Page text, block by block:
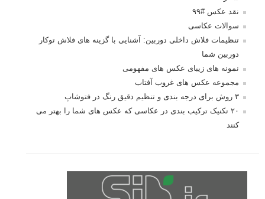
نقد عکس #۹۹
سوالات عکاسی
تنظیمات فلاش داخلی دوربین: آشنایی با گزینه های فلاش توکار
دوربین شما
نمونه های زیبای عکس های مفهومی
مجموعه عکس های غروب آفتاب
۳ روش برای درجه بندی و تنظیم دقیق رنگ در فتوشاپ
۲۰ تکنیک ترکیب بندی در عکاسی که عکس های شما را بهتر می
کنند